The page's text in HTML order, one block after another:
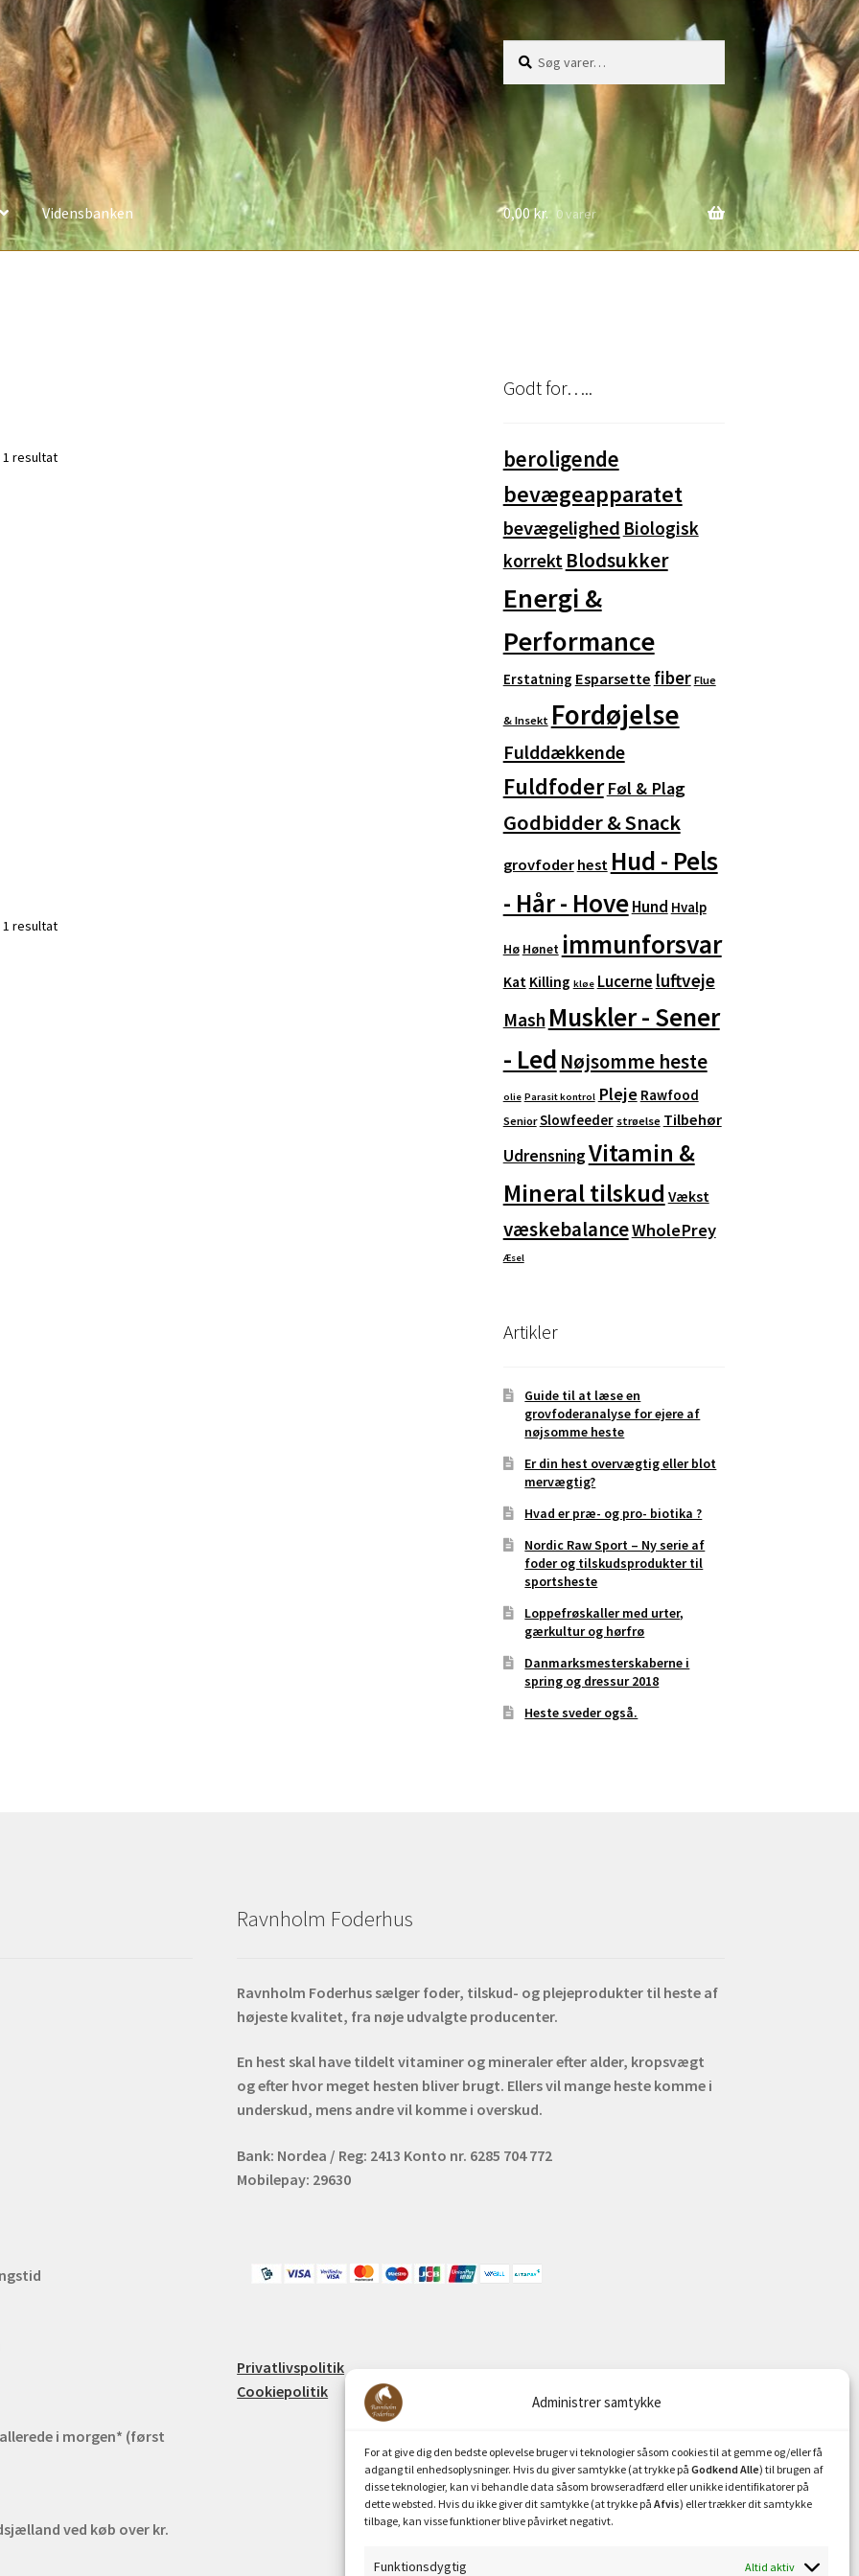
Administrer samtykke
For at give dig den bedste oplevelse bruger vi teknologier såsom cookies til at gemme og/eller få
adgang til enhedsoplysninger. Hvis du giver samtykke (at trykke på Godkend Alle) til brugen af
disse teknologier, kan vi behandle data såsom browseradfærd eller unikke identifikatorer på
dette websted. Hvis du ikke giver dit samtykke (at trykke på Afvis) eller trækker dit samtykke
tilbage, kan visse funktioner blive påvirket negativt.
Funktionsdygtig Altid aktiv
efter:
Vidensbanken 0,00kr. 0 varer
1 resultat
1 resultat
Godt for…..
beroligende
bevægeapparatet
bevægelighed Biologisk
korrekt Blodsukker
Energi &
Performance
Erstatning Esparsette fiber Flue
& Insekt Fordøjelse
Fulddækkende
Fuldfoder Føl & Plag
Godbidder & Snack
grovfoder hest Hud - Pels
- Hår - HoveHund Hvalp
Hø Hønet immunforsvar
Kat Killing kløe Lucerne luftveje
Mash Muskler - Sener
- Led Nøjsomme heste
olie Parasit kontrol Pleje Rawfood
Senior Slowfeeder strøelse Tilbehør
UdrensningVitamin &
Mineral tilskud Vækst
væskebalanceWholePrey
Æsel
Artikler
Guide til at læse en
grovfoderanalyse for ejere af
nøjsomme heste
Er din hest overvægtig eller blot
mervægtig?
Hvad er præ- og pro- biotika ?
Nordic Raw Sport – Ny serie af
foder og tilskudsprodukter til
sportsheste
Loppefrøskaller med urter,
gærkultur og hørfrø
Danmarksmesterskaberne i
spring og dressur 2018
Heste sveder også.
i morgen* (først
ved køb over kr.
Ravnholm Foderhus
Ravnholm Foderhus sælger foder, tilskud- og plejeprodukter til heste af
højeste kvalitet, fra nøje udvalgte producenter.
En hest skal have tildelt vitaminer og mineraler efter alder, kropsvægt
og efter hvor meget hesten bliver brugt. Ellers vil mange heste komme i
underskud, mens andre vil komme i overskud.
Bank: Nordea / Reg: 2413 Konto nr. 6285 704 772
Mobilepay: 29630
Privatlivspolitik
Cookiepolitik